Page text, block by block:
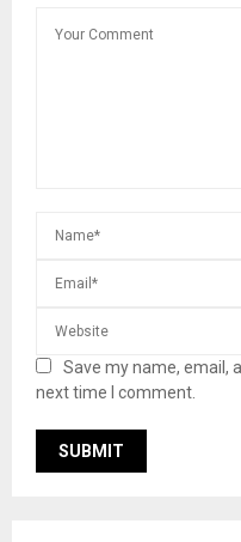
Save my name, email,
next time I comment.